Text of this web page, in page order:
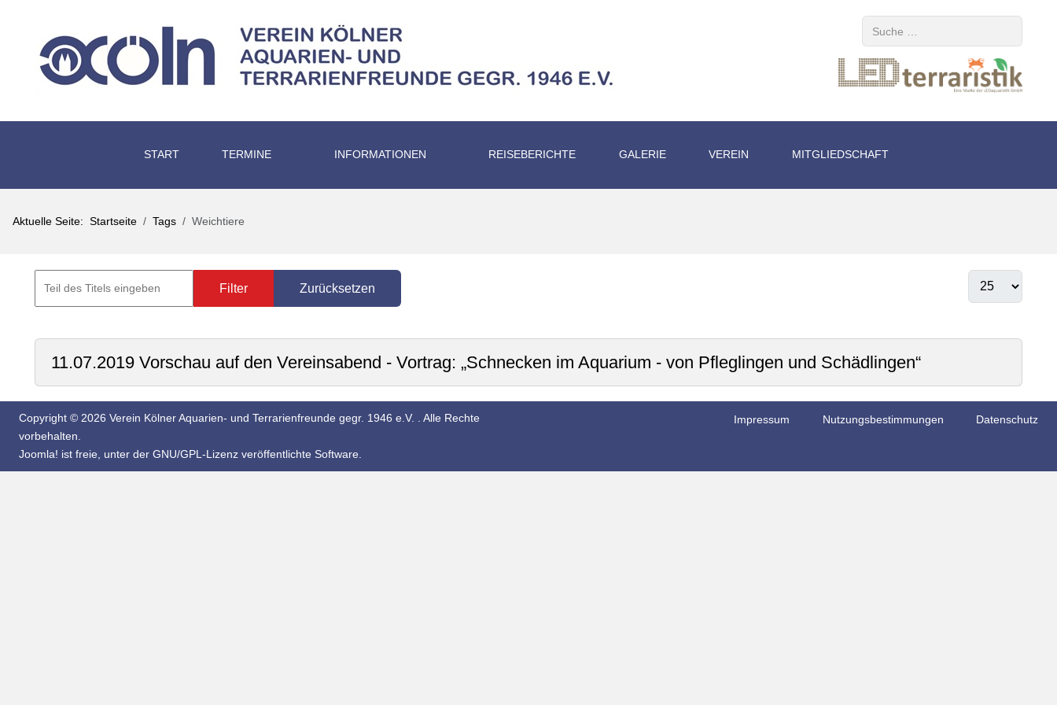
START TERMINE INFORMATIONEN REISEBERICHTE GALERIE VEREIN MITGLIEDSCHAFT
Aktuelle Seite: Startseite Tags Weichtiere
Filter Zurücksetzen
11.07.2019 Vorschau auf den Vereinsabend - Vortrag: „Schnecken im Aquarium - von Pfleglingen und Schädlingen“
Copyright © 2026 Verein Kölner Aquarien- und Terrarienfreunde gegr. 1946 e.V. . Alle Rechte
vorbehalten.
Joomla! ist freie, unter der GNU/GPL-Lizenz veröffentlichte Software.
Impressum Nutzungsbestimmungen Datenschutz